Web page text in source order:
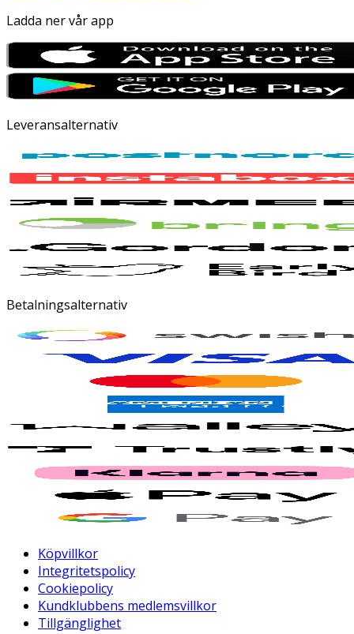
Ladda ner vår app
Leveransalternativ
Betalningsalternativ
Köpvillkor
Integritetspolicy
Cookiepolicy
Kundklubbens medlemsvillkor
Tillgänglighet